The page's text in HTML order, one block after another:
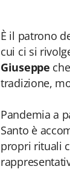
È il patrono
cui ci si
Giuseppe
tradizione,
Pandemia a
Santo è
propri rituali